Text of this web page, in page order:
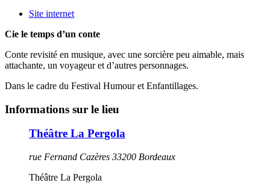
Site internet
Cie le temps d’un conte
Conte revisité en musique, avec une sorcière peu aimable, mais
attachante, un voyageur et d’autres personnages.
Dans le cadre du Festival Humour et Enfantillages.
Informations sur le lieu
Théâtre La Pergola
rue Fernand Cazères 33200 Bordeaux
Théâtre La Pergola